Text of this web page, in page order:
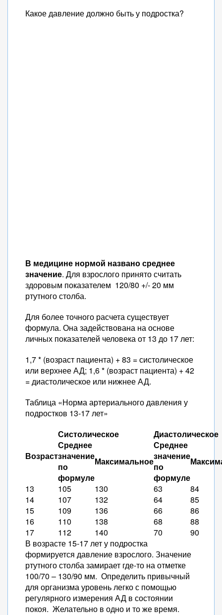
Какое давление должно быть у подростка?
В медицине нормой названо среднее
значение. Для взрослого принято считать
здоровым показателем 120/80 +/- 20 мм
ртутного столба.
Для более точного расчета существует
формула. Она задействована на основе
личных показателей человека от 13 до 17 лет:
1,7 * (возраст пациента) + 83 = систолическое
или верхнее АД; 1,6 * (возраст пациента) + 42
= диастолическое или нижнее АД.
Таблица «Норма артериального давления у
подростков 13-17 лет»
Возраст
Систолическое
Диастолическое
Среднее
значение
по
формуле
Максимальное
Среднее
значение
по
формуле
13 105 130 63
84
14
107 132 64
85
15
109 136 66
86
16
110 138 68
88
17
112 140 70
90
В возрасте 15-17 лет у подростка
формируется давление взрослого. Значение
ртутного столба замирает где-то на отметке
100/70 – 130/90 мм. Определить привычный
для организма уровень легко с помощью
регулярного измерения АД в состоянии
покоя. Желательно в одно и то же время.